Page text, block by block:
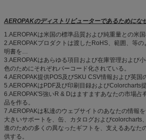
AEROPAKのディストリビューターであるためになぜ
1.AEROPAKは米国の標準品質および純重量との米国
2.AEROPAKプロダクトは渡したRoHS、範囲、等
明書を…
3.AEROPAKはあらゆる項目および在庫管理および
色のためにそれぞれバーコード化されている。
4.AEROPAK提供POS及びSKU CSV情報および英国
5.AEROPAKはPDF及び印刷目録およびColorcharts提
6.AEROPAK'S強いR & Dはますますあなたの市場占
品を作る。
7.AEROPAKは私達のウェブサイトのあなたの情報
大きいサポートを、缶、カタログおよびcolorcharts
進のための多くの異なったギフトを、支えるあなた
供する。